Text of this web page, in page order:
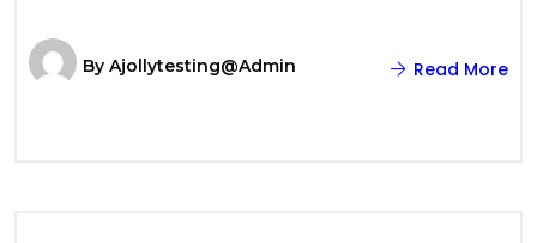
By Ajollytesting@admin Read More